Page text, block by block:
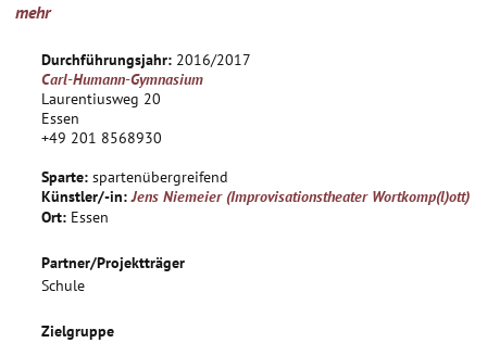
damit umgehen. Im weiteren Verlauf wird dann mit Mitteln
am Ende ein Theaterstück aus den erarbeitetn Idee, Texten
und Szenen entwickelt. Diese Eigenproduktion wird dann in
mehreren Auftritte vor Publikum präsentiert.
mehr
Durchführungsjahr: 2016/2017
Carl-Humann-Gymnasium
Laurentiusweg 20
Essen
+49 201 8568930
Sparte: spartenübergreifend
Künstler/-in: Jens Niemeier (Improvisationstheater Wortkomp(l)ott)
Ort: Essen
Partner/Projektträger
Schule
Zielgruppe